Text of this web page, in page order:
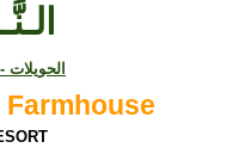
Farmhouse